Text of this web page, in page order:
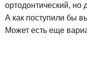
ортодонтический, но
А как поступили бы
Может есть еще